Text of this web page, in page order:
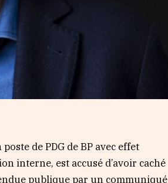
de PDG de BP avec effet
interne, est accusé d’avoir caché
publique par un communiqué